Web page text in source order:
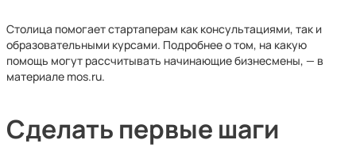
Столица помогает стартаперам как консультациями, так и
образовательными курсами. Подробнее о том, на какую
помощь могут рассчитывать начинающие бизнесмены, — в
материале mos.ru.
Сделать первые шаги